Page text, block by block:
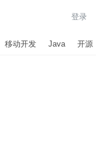
登录
移动开发 Java 开源